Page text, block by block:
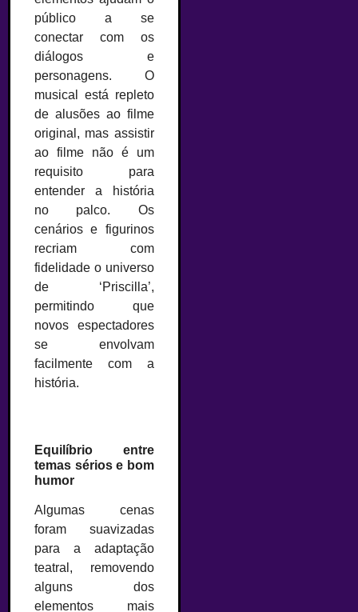
público a se
conectar com os
diálogos e
personagens. O
musical está repleto
de alusões ao filme
original, mas assistir
ao filme não é um
requisito para
entender a história
no palco. Os
cenários e figurinos
recriam com
fidelidade o universo
de ‘Priscilla’,
permitindo que
novos espectadores
se envolvam
facilmente com a
história.
Equilíbrio entre
temas sérios e bom
humor
Algumas cenas
foram suavizadas
para a adaptação
teatral, removendo
alguns dos
elementos mais